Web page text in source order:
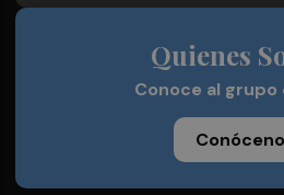
Quienes
Conoce al